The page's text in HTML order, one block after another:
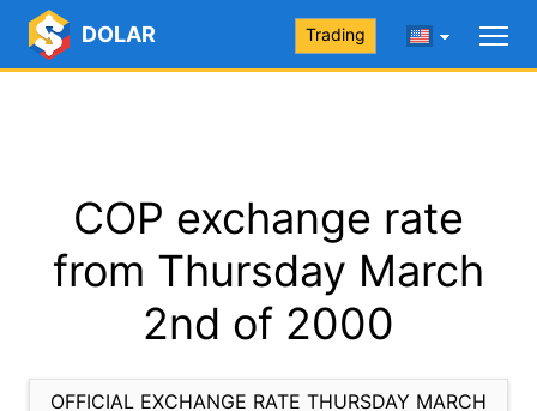
DOLAR Trading
COP exchange rate
from Thursday March
2nd of 2000
OFFICIAL EXCHANGE RATE THURSDAY MARCH